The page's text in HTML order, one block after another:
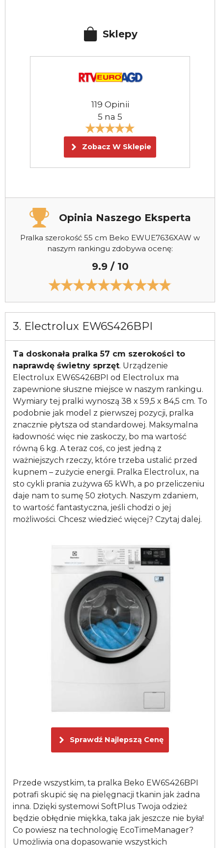
Sklepy
119 Opinii
5 na 5
Zobacz W Sklepie
Opinia Naszego Eksperta
Pralka szerokość 55 cm Beko EWUE7636XAW w
naszym rankingu zdobywa ocenę:
9.9 / 10
3. Electrolux EW6S426BPI
Ta doskonała pralka 57 cm szerokości to
naprawdę świetny sprzęt. Urządzenie
Electrolux EW6S426BPI od Electrolux ma
zapewnione słuszne miejsce w naszym rankingu.
Wymiary tej pralki wynoszą 38 x 59,5 x 84,5 cm. To
podobnie jak model z pierwszej pozycji, pralka
znacznie płytsza od standardowej. Maksymalna
ładowność więc nie zaskoczy, bo ma wartość
równą 6 kg. A teraz coś, co jest jedną z
ważniejszych rzeczy, które trzeba ustalić przed
kupnem – zużycie energii. Pralka Electrolux, na
sto cykli prania zużywa 65 kWh, a po przeliczeniu
daje nam to sumę 50 złotych. Naszym zdaniem,
to wartość fantastyczna, jeśli chodzi o jej
możliwości. Chcesz wiedzieć więcej? Czytaj dalej.
Sprawdź Najlepszą Cenę
Przede wszystkim, ta pralka Beko EW6S426BPI
potrafi skupić się na pielęgnacji tkanin jak żadna
inna. Dzięki systemowi SoftPlus Twoja odzież
będzie obłędnie miękka, taka jak jeszcze nie była!
Co powiesz na technologię EcoTimeManager?
Umożliwia ona dopasowanie wszystkich